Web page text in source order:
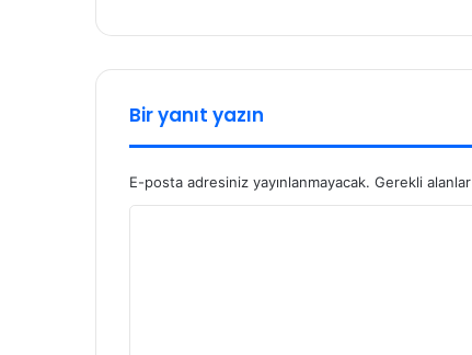
Bir yanıt yazın
E-posta adresiniz yayınlanmayacak. Gerekli alanlar